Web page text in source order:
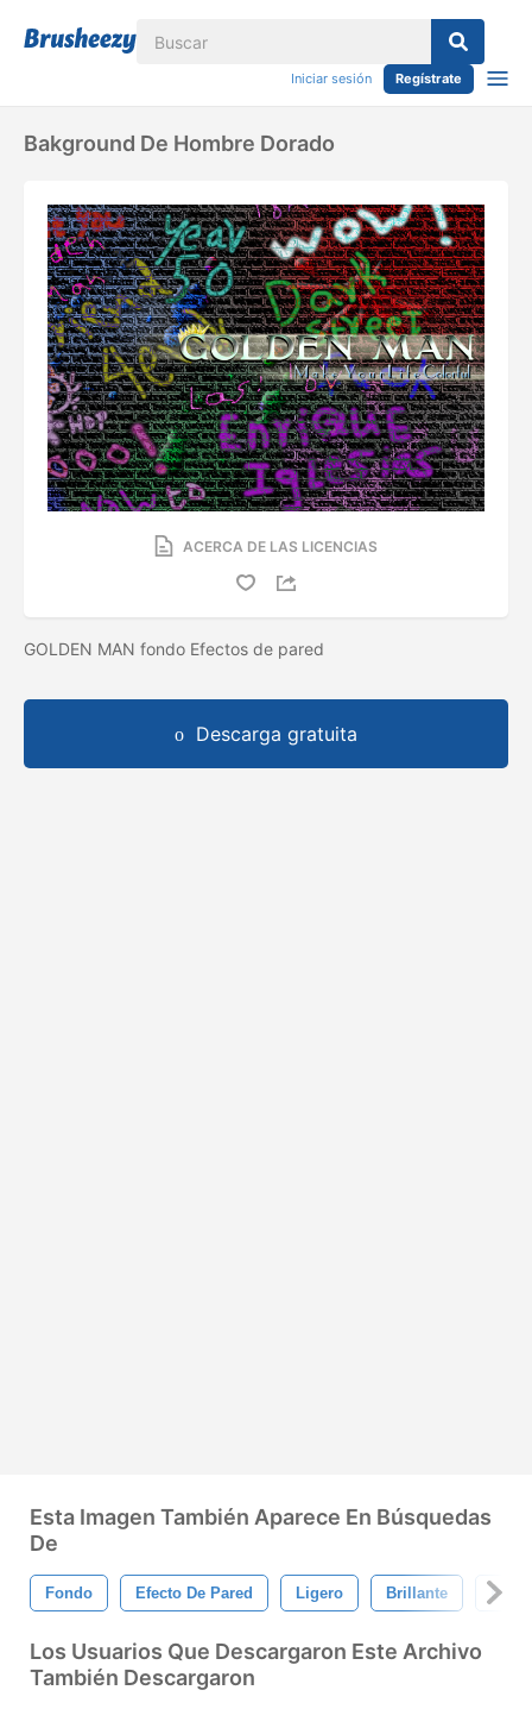
Iniciar sesión Regístrate
Bakground De Hombre Dorado
ACERCA DE LAS LICENCIAS
GOLDEN MAN fondo Efectos de pared
Descarga gratuita
Esta Imagen También Aparece En Búsquedas
De
Fondo Efecto De Pared Ligero Brillante Brillo
Los Usuarios Que Descargaron Este Archivo
También Descargaron